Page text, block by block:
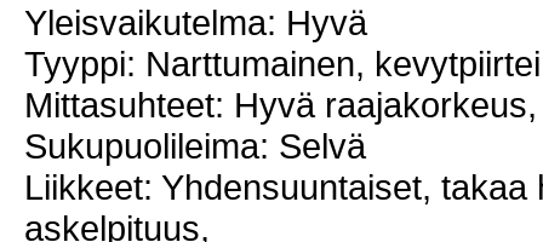
Yleisvaikutelma: Hyvä
Tyyppi: Narttumainen,
Mittasuhteet: Hyvä
Sukupuolileima: Selvä
Liikkeet: Yhdensuuntaiset,
askelpituus,